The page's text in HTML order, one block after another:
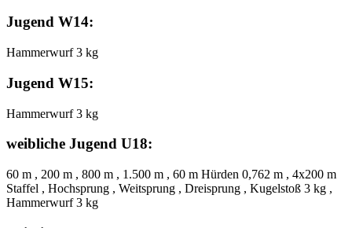
Jugend W14:
Hammerwurf 3 kg
Jugend W15:
Hammerwurf 3 kg
weibliche Jugend U18:
60 m , 200 m , 800 m , 1.500 m , 60 m Hürden 0,762 m , 4x200 m
Staffel , Hochsprung , Weitsprung , Dreisprung , Kugelstoß 3 kg ,
Hammerwurf 3 kg